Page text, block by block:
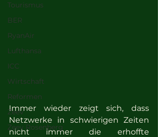
Tourismus
BER
RyanAir
Lufthansa
ICC
Wirtschaft
Reformen
Zeev
Zeev Rosenberg
Immer wieder zeigt sich, dass
Netzwerke in schwierigen Zeiten
nicht immer die erhoffte